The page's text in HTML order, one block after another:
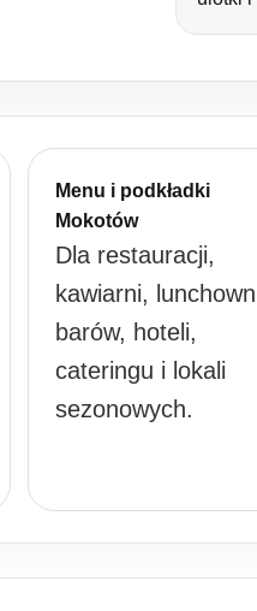
Menu i podkładki
Mokotów
Dla restauracji,
kawiarni,
barów, hoteli,
cateringu i lokali
sezonowych.